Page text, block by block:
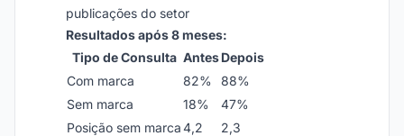
publicações do setor
Resultados após 8 meses:
Tipo de Consulta AntesDepois
Com marca
82%
88%
Sem marca
18%
47%
Posição sem marca4,2
2,3